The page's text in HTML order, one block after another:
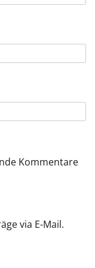
Kommentare
via E-Mail.